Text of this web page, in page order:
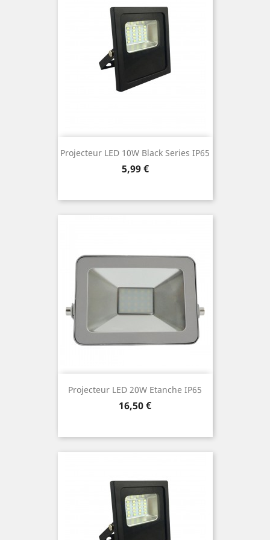
Projecteur LED 10W Black Series IP65
Prix
5,99 €
Projecteur LED 20W Etanche IP65
Prix
16,50 €